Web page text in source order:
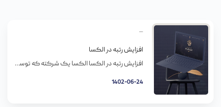
افزایش رتبه در الکسا
افزایش رتبه در الکسا الکسا یک شرکته که توسط آمازون خریداری شده، داده های مربوط به وبسایتها رو نگه داری میکنه و بیشتر اونو به عنوان وب سایتی می شناسند که رتبه تمام سایت های موجود رو داره که به اسم Alexa Rank شناخته میشه. رتبه جهانی در الکسا نشان دهنده اینه که سایت شما […]
1402-06-24